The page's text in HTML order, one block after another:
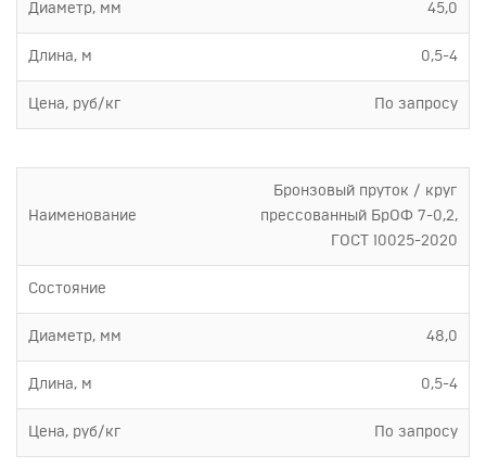
Диаметр, мм 45,0
Длина, м 0,5-4
Цена, руб/кг По запросу
Наименование
Бронзовый пруток / круг
прессованный БрОФ 7-0,2,
ГОСТ 10025-2020
Состояние
Диаметр, мм 48,0
Длина, м 0,5-4
Цена, руб/кг По запросу